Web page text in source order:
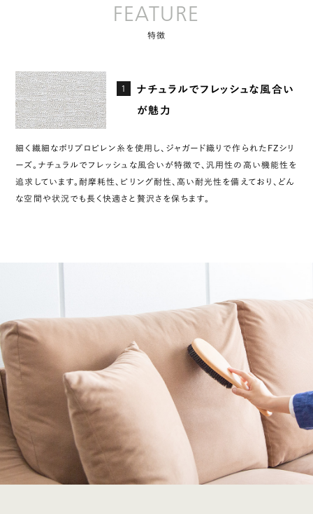
FEATURE
特徴
1
ナチュラルでフレッシュな風合い
が魅力
細く繊細なポリプロピレン糸を使用し、ジャガード織りで作られたFZシリ
ーズ。ナチュラルでフレッシュな風合いが特徴で、汎用性の高い機能性を
追求しています。耐摩耗性、ピリング耐性、高い耐光性を備えており、どん
な空間や状況でも長く快適さと贅沢さを保ちます。